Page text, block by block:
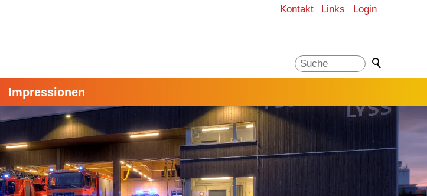
Kontakt Links Login
Impressionen